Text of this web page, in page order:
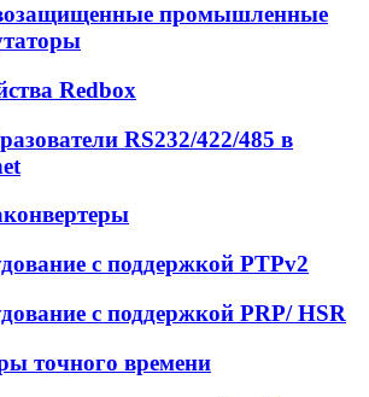
промышленные
Redbox
RS232/422/485 в
с поддержкой PTPv2
с поддержкой PRP/ HSR
точного времени